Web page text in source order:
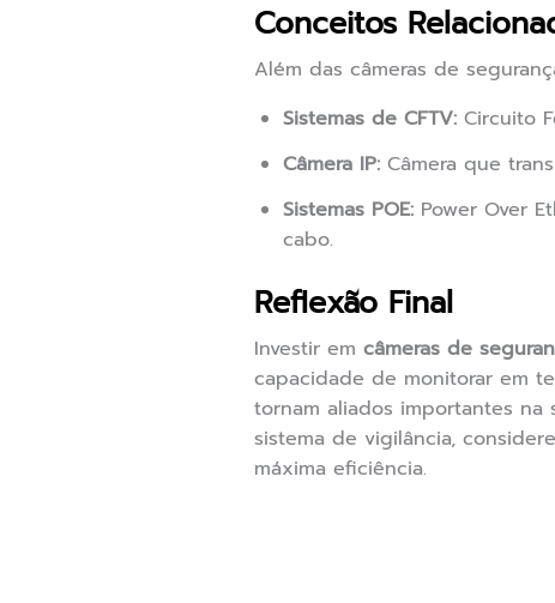
Conceitos
Além das câmeras de
Sistemas de CFTV: Circuito
Câmera IP: Câmera que
Sistemas POE: Power Over
cabo.
Reflexão Final
Investir em câmeras de
capacidade de monitorar em
tornam aliados importantes na
sistema de vigilância,
máxima eficiência.